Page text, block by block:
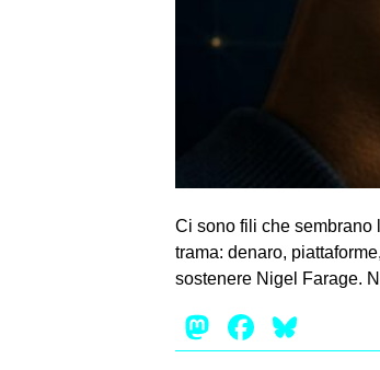
Ci sono fili che sembrano
trama: denaro,
sostenere Nigel Farage.
Mastodon